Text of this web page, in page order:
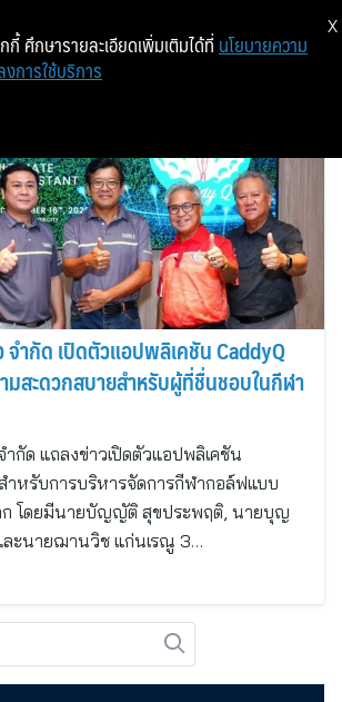
ำกัด เปิดตัวแอปพลิเคชัน CaddyQ
มสะดวกสบายสำหรับผู้ที่ชื่นชอบในกีฬา
กัด แถลงข่าวเปิดตัวแอปพลิเคชัน
ำหรับการบริหารจัดการกีฬากอล์ฟแบบ
ก โดยมีนายบัญญัติ สุขประพฤติ, นายบุญ
ละนายฌานวิช แก่นเรณู 3…
กี้ ศึกษารายละเอียดเพิ่มเติมได้ที่ นโยบายความ
การใช้บริการ
X